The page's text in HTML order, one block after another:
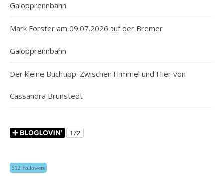
Galopprennbahn
Mark Forster am 09.07.2026 auf der Bremer
Galopprennbahn
Der kleine Buchtipp: Zwischen Himmel und Hier von
Cassandra Brunstedt
512 Followers